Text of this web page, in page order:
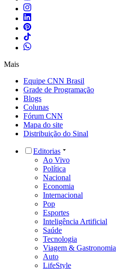
Mais
Equipe CNN Brasil
Grade de Programação
Blogs
Colunas
Fórum CNN
Mapa do site
Distribuição do Sinal
Editorias
Ao Vivo
Política
Nacional
Economia
Internacional
Pop
Esportes
Inteligência Artificial
Saúde
Tecnologia
Viagem & Gastronomia
Auto
LifeStyle